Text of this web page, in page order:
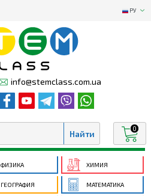
РУ
info@stemclass.com.ua
0
ФИЗИКА ХИМИЯ
ГЕОГРАФИЯ МАТЕМАТИКА